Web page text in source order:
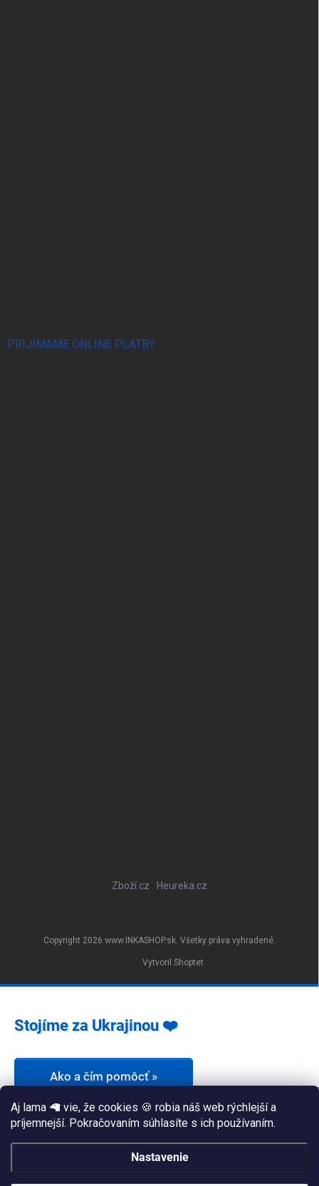
Aj lama 🦙 vie, že cookies 🍪 robia náš web rýchlejší a
príjemnejší. Pokračovaním súhlasíte s ich používaním.
Nastavenie
PRIJÍMAME ONLINE PLATBY
Zboží.cz Heureka.cz
Vytvoril Shoptet
Copyright 2026 www.INKASHOP.sk . Všetky práva vyhradené.
Stojíme za Ukrajinou ❤️
Ako a čím pomôcť »